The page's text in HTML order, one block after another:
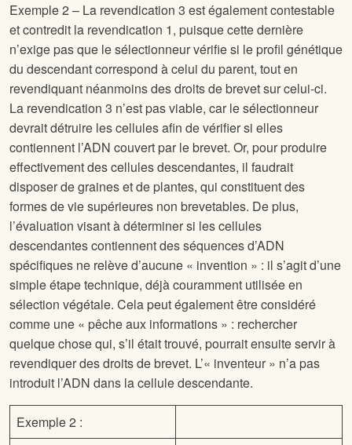
Exemple 2 – La revendication 3 est également contestable
et contredit la revendication 1, puisque cette dernière
n’exige pas que le sélectionneur vérifie si le profil génétique
du descendant correspond à celui du parent, tout en
revendiquant néanmoins des droits de brevet sur celui-ci.
La revendication 3 n’est pas viable, car le sélectionneur
devrait détruire les cellules afin de vérifier si elles
contiennent l’ADN couvert par le brevet. Or, pour produire
effectivement des cellules descendantes, il faudrait
disposer de graines et de plantes, qui constituent des
formes de vie supérieures non brevetables. De plus,
l’évaluation visant à déterminer si les cellules
descendantes contiennent des séquences d’ADN
spécifiques ne relève d’aucune « invention » : il s’agit d’une
simple étape technique, déjà couramment utilisée en
sélection végétale. Cela peut également être considéré
comme une « pêche aux informations » : rechercher
quelque chose qui, s’il était trouvé, pourrait ensuite servir à
revendiquer des droits de brevet. L’« inventeur » n’a pas
introduit l’ADN dans la cellule descendante.
Exemple 2 :